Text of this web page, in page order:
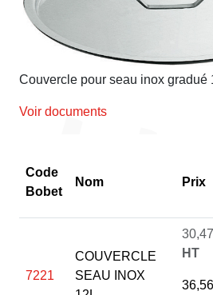
Couvercle pour seau inox gradué
Voir documents
Code
Bobet
Nom Prix
7221
COUVERCLE
SEAU INOX
HT